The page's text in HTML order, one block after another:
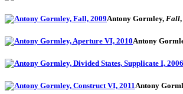
Antony Gormley, Fall
Antony
Antony